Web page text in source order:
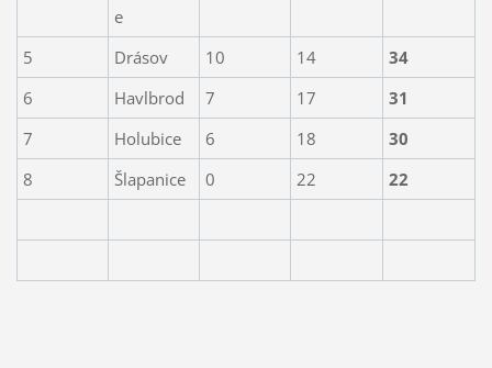
e
5 Drásov 10 14
34
6
Havlbrod 7 17
31
7
Holubice 6 18
30
8
Šlapanice 0 22 22